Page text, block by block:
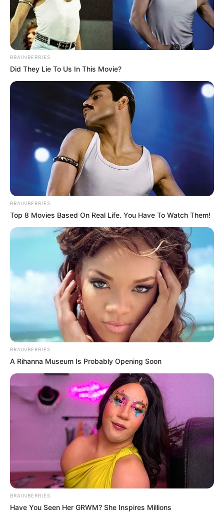
BRAINBERRIES
Did They Lie To Us In This Movie?
BRAINBERRIES
Top 8 Movies Based On Real Life. You Have To Watch Them!
BRAINBERRIES
A Rihanna Museum Is Probably Opening Soon
BRAINBERRIES
Have You Seen Her GRWM? She Inspires Millions